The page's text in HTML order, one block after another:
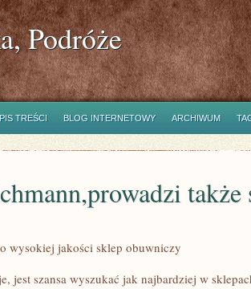
Podróże
TREŚCI BLOG INTERNETOWY ARCHIWUM
także
wysokiej jakości sklep obuwniczy
jest szansa wyszukać jak najbardziej w